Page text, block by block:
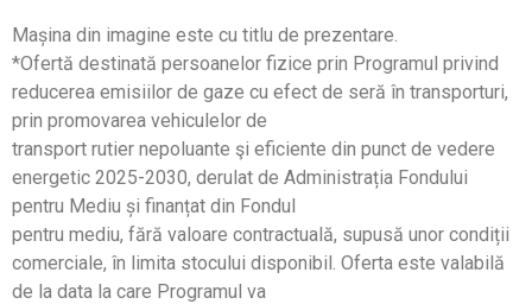
Mașina din imagine este cu titlu de prezentare.
*Ofertă destinată persoanelor fizice prin Programul privind
reducerea emisiilor de gaze cu efect de seră în transporturi,
prin promovarea vehiculelor de
transport rutier nepoluante şi eficiente din punct de vedere
energetic 2025-2030, derulat de Administrația Fondului
pentru Mediu și finanțat din Fondul
pentru mediu, fără valoare contractuală, supusă unor condiții
comerciale, în limita stocului disponibil. Oferta este valabilă
de la data la care Programul va